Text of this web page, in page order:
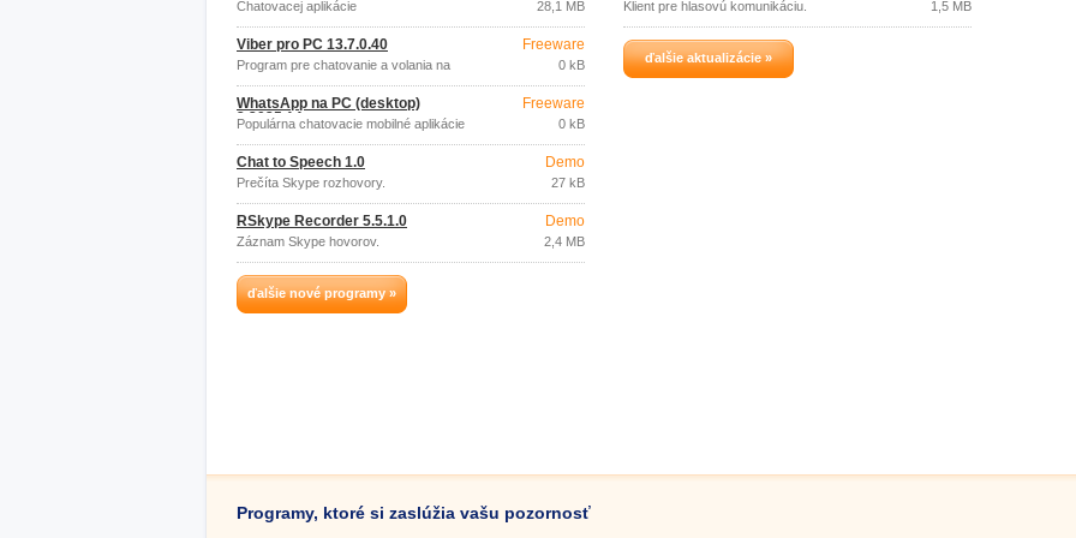
Chatovacej aplikácie 28,1 MB
Viber pro PC 13.7.0.40
Program pre chatovanie a volania na
Freeware
0 kB
WhatsApp na PC (desktop)
2.2035.14
Populárna chatovacie mobilné aplikácie
Freeware
0 kB
Chat to Speech 1.0
Prečíta Skype rozhovory.
Demo
27 kB
RSkype Recorder 5.5.1.0
Záznam Skype hovorov.
Demo
2,4 MB
ďalšie nové programy »
Klient pre hlasovú komunikáciu. 1,5 MB
ďalšie aktualizácie »
Programy, ktoré si zaslúžia vašu pozornosť